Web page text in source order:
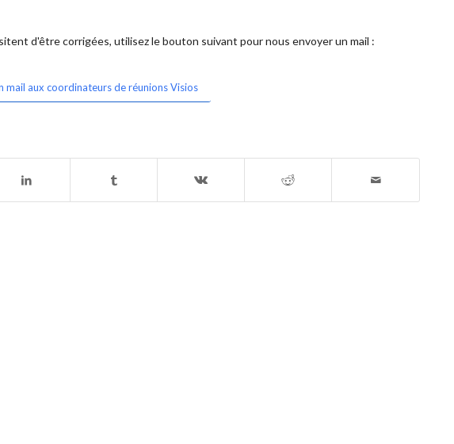
d'être corrigées, utilisez le bouton suivant pour nous envoyer un mail :
mail aux coordinateurs de réunions Visios